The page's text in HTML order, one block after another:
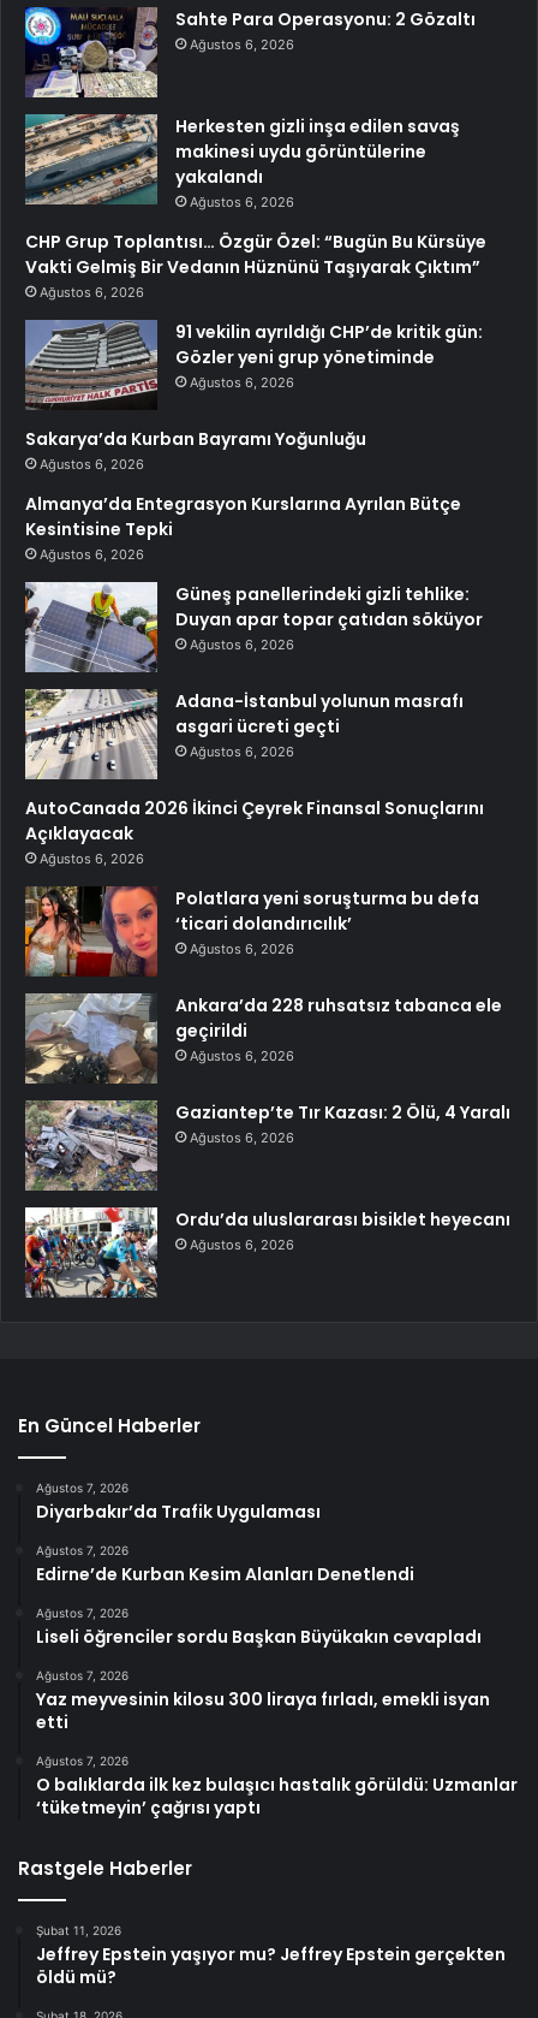
Sahte Para Operasyonu: 2 Gözaltı
Ağustos 6, 2026
Herkesten gizli inşa edilen savaş
makinesi uydu görüntülerine
yakalandı
Ağustos 6, 2026
CHP Grup Toplantısı… Özgür Özel: “Bugün Bu Kürsüye
Vakti Gelmiş Bir Vedanın Hüznünü Taşıyarak Çıktım”
Ağustos 6, 2026
91 vekilin ayrıldığı CHP’de kritik gün:
Gözler yeni grup yönetiminde
Ağustos 6, 2026
Sakarya’da Kurban Bayramı Yoğunluğu
Ağustos 6, 2026
Almanya’da Entegrasyon Kurslarına Ayrılan Bütçe
Kesintisine Tepki
Ağustos 6, 2026
Güneş panellerindeki gizli tehlike:
Duyan apar topar çatıdan söküyor
Ağustos 6, 2026
Adana-İstanbul yolunun masrafı
asgari ücreti geçti
Ağustos 6, 2026
AutoCanada 2026 İkinci Çeyrek Finansal Sonuçlarını
Açıklayacak
Ağustos 6, 2026
Polatlara yeni soruşturma bu defa
‘ticari dolandırıcılık’
Ağustos 6, 2026
Ankara’da 228 ruhsatsız tabanca ele
geçirildi
Ağustos 6, 2026
Gaziantep’te Tır Kazası: 2 Ölü, 4 Yaralı
Ağustos 6, 2026
Ordu’da uluslararası bisiklet heyecanı
Ağustos 6, 2026
En Güncel Haberler
Ağustos 7, 2026
Diyarbakır’da Trafik Uygulaması
Ağustos 7, 2026
Edirne’de Kurban Kesim Alanları Denetlendi
Ağustos 7, 2026
Liseli öğrenciler sordu Başkan Büyükakın cevapladı
Ağustos 7, 2026
Yaz meyvesinin kilosu 300 liraya fırladı, emekli isyan
etti
Ağustos 7, 2026
O balıklarda ilk kez bulaşıcı hastalık görüldü: Uzmanlar
‘tüketmeyin’ çağrısı yaptı
Rastgele Haberler
Şubat 11, 2026
Jeffrey Epstein yaşıyor mu? Jeffrey Epstein gerçekten
öldü mü?